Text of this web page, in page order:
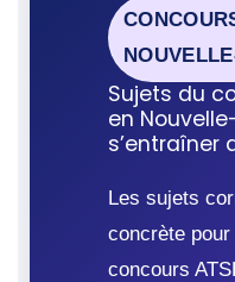
Sujets du
en
s’entraîner
Les sujets
concrète
concours